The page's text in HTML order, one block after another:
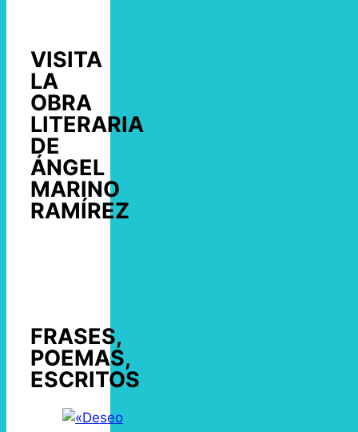
VISITA
LA
OBRA
LITERARIA
DE
ÁNGEL
MARINO
RAMÍREZ
FRASES,
POEMAS,
ESCRITOS